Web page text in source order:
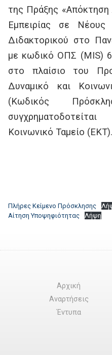
της Πράξης «Απόκτηση
Εμπειρίας σε Νέους
Διδακτορικού στο
με κωδικό ΟΠΣ (MIS)
στο πλαίσιο του
Δυναμικό και
(Κωδικός
Κοινωνικό Ταμείο (ΕΚΤ).
Πλήρες Κείμενο Πρόσκλησης
Αίτηση Υποψηφιότητας
Λήψη
Αρχική
Αναρτήσεις
Έντυπα